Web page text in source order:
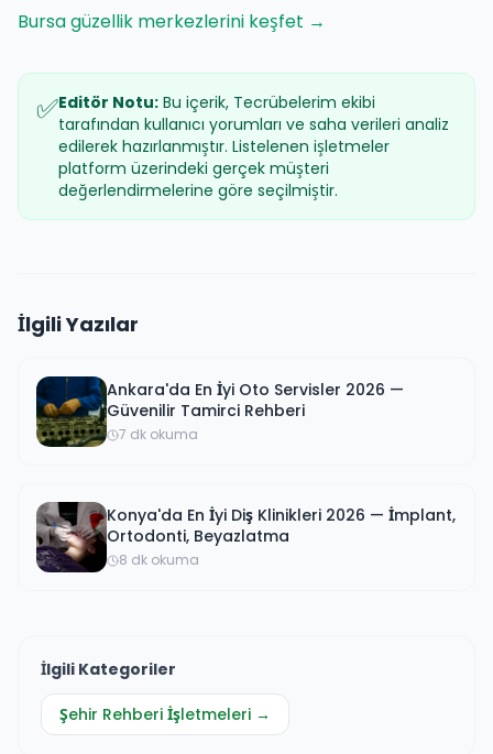
Bursa güzellik merkezlerini keşfet →
✅Editör Notu: Bu içerik, Tecrübelerim ekibi
tarafından kullanıcı yorumları ve saha verileri analiz
edilerek hazırlanmıştır. Listelenen işletmeler
platform üzerindeki gerçek müşteri
değerlendirmelerine göre seçilmiştir.
İlgili Yazılar
Ankara'da En İyi Oto Servisler 2026 —
Güvenilir Tamirci Rehberi
7 dk okuma
Konya'da En İyi Diş Klinikleri 2026 — İmplant,
Ortodonti, Beyazlatma
8 dk okuma
İlgili Kategoriler
Şehir Rehberi İşletmeleri →